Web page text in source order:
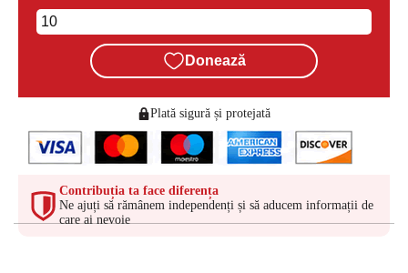
Donează
Plată sigură și protejată
Contribuția ta face diferența
Ne ajuți să rămânem independenți și să aducem informații de
care ai nevoie